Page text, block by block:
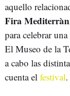
aquello
Fira
para celebrar
El Museo de la
a cabo las
cuenta el festival.